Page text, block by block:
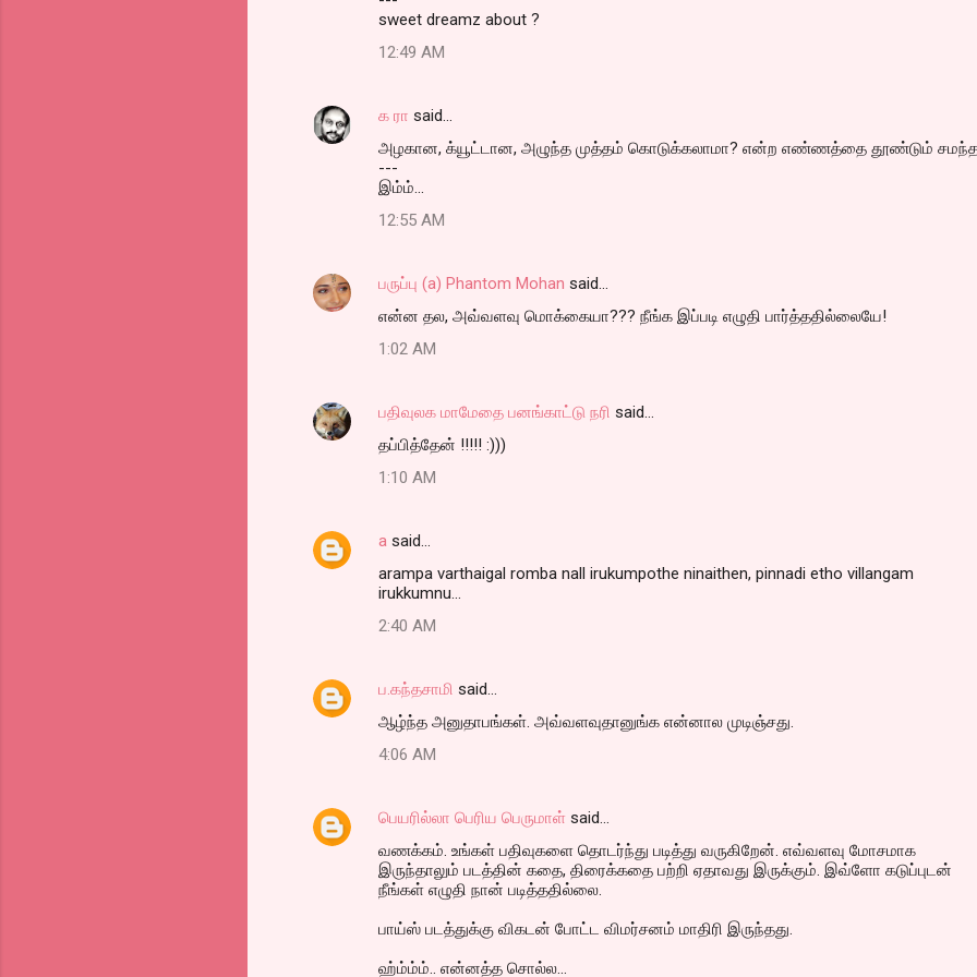
sweet dreamz about ?
12:49 AM
க ரா said…
அழகான, க்யூட்டான, அழுந்த முத்தம் கொடுக்கலாமா? என்ற எண்ணத்தை தூண்டும்
---
இம்ம்...
12:55 AM
பருப்பு (a) Phantom Mohan said…
என்ன தல, அவ்வளவு மொக்கையா??? நீங்க இப்படி எழுதி பார்த்ததில்லையே!
1:02 AM
பதிவுலக மாமேதை பனங்காட்டு நரி said…
தப்பித்தேன் !!!!! :)))
1:10 AM
a said…
arampa varthaigal romba nall irukumpothe ninaithen, pinnadi etho villangam
irukkumnu...
2:40 AM
ப.கந்தசாமி said…
ஆழ்ந்த அனுதாபங்கள். அவ்வளவுதானுங்க என்னால முடிஞ்சது.
4:06 AM
பெயரில்லா பெரிய பெருமாள் said…
வணக்கம். உங்கள் பதிவுகளை தொடர்ந்து படித்து வருகிறேன். எவ்வளவு மோசமாக
இருந்தாலும் படத்தின் கதை, திரைக்கதை பற்றி ஏதாவது இருக்கும். இவ்ளோ கடுப்புடன்
நீங்கள் எழுதி நான் படித்ததில்லை.
பாய்ஸ் படத்துக்கு விகடன் போட்ட விமர்சனம் மாதிரி இருந்தது.
ஹ்ம்ம்ம்.. என்னத்த சொல்ல...